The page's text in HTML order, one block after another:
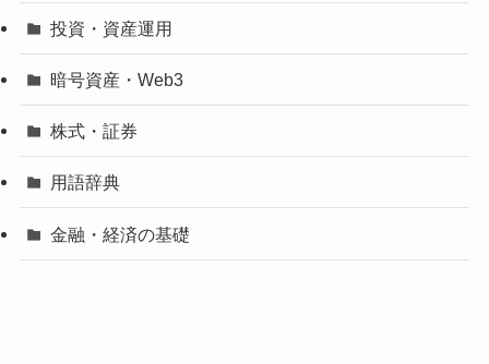
投資・資産運用
暗号資産・Web3
株式・証券
用語辞典
金融・経済の基礎